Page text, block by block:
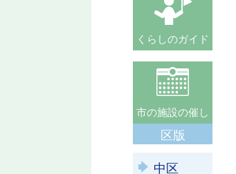
くらしのガイド
市の施設の催し
区版
中区